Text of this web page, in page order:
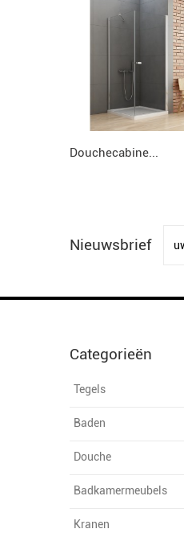
Douchecabine...
Nieuwsbrief
Categorieën
Tegels
Baden
Douche
Badkamermeubels
Kranen